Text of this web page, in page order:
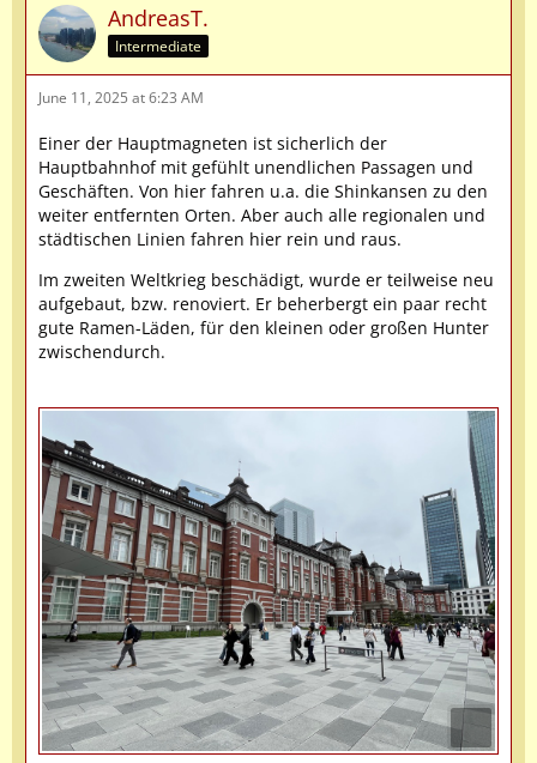
AndreasT.
Intermediate
June 11, 2025 at 6:23 AM
Einer der Hauptmagneten ist sicherlich der
Hauptbahnhof mit gefühlt unendlichen Passagen und
Geschäften. Von hier fahren u.a. die Shinkansen zu den
weiter entfernten Orten. Aber auch alle regionalen und
städtischen Linien fahren hier rein und raus.
Im zweiten Weltkrieg beschädigt, wurde er teilweise neu
aufgebaut, bzw. renoviert. Er beherbergt ein paar recht
gute Ramen-Läden, für den kleinen oder großen Hunter
zwischendurch.